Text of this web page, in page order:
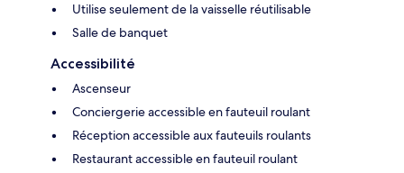
Utilise seulement de la vaisselle réutilisable
Salle de banquet
Accessibilité
Ascenseur
Conciergerie accessible en fauteuil roulant
Réception accessible aux fauteuils roulants
Restaurant accessible en fauteuil roulant